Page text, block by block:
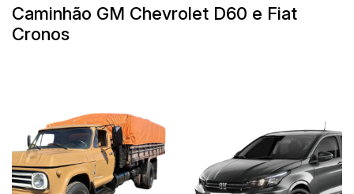
Caminhão GM Chevrolet D60 e Fiat
Cronos